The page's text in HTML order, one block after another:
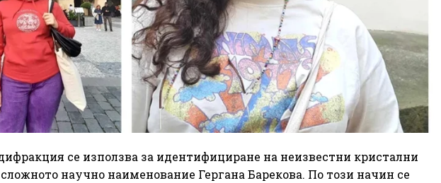
се използва за идентифициране на неизвестни кристални
научно наименование Гергана Барекова. По този начин се